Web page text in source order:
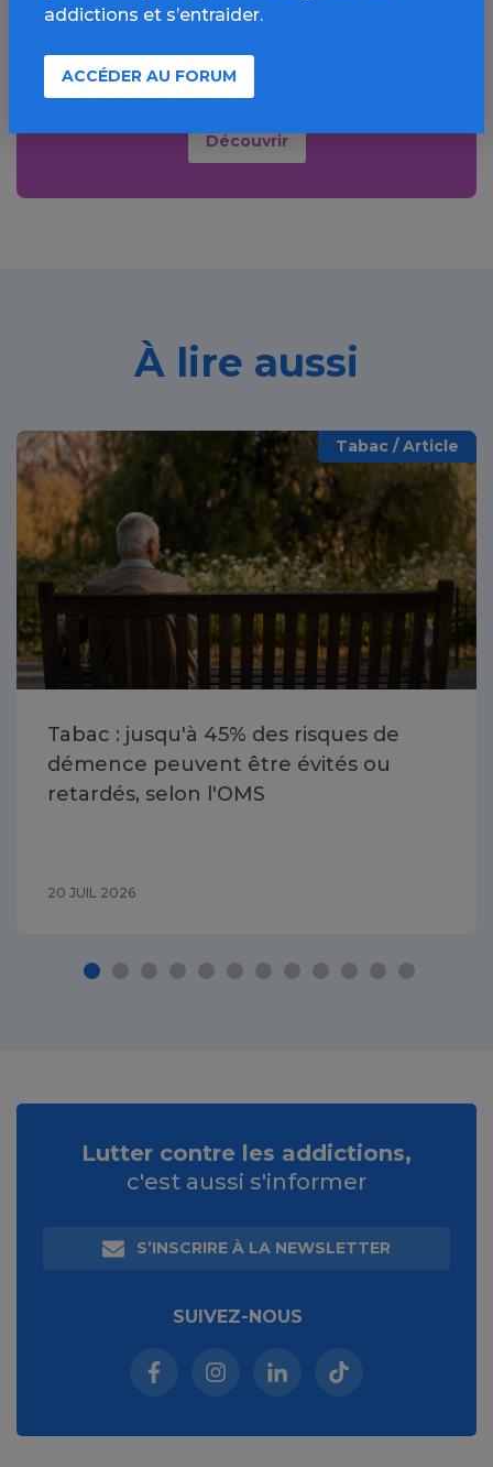
Informations, parcours d’évaluations,
bonnes pratiques, FAQ, annuaires,
ressources, actualités...
Découvrir
À lire aussi
Tabac / Article
Tabac : jusqu'à 45% des risques de
démence peuvent être évités ou
retardés, selon l'OMS
20 JUIL 2026
addictions et s’entraider.
ACCÉDER AU FORUM
Lutter contre les addictions,
c'est aussi s'informer
S’INSCRIRE À LA NEWSLETTER
SUIVEZ-NOUS
Facebook (nouvelle fenêtre)
Instagram (nouvelle fenêtre)
Linkedin (nouvelle
Tiktok (nouvelle